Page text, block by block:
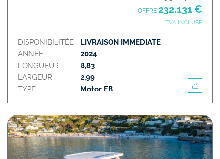
OFFRE 232.131 €
TVA INCLUSE
DISPONIBILITÉE
ANNÉE
LONGUEUR
LARGEUR
TYPE
LIVRAISON IMMÉDIATE
2024
8,83
2,99
Motor FB